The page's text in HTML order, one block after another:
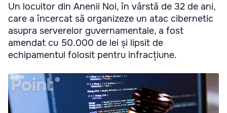
Un locuitor din Anenii Noi, în vârstă de 32 de ani,
care a încercat să organizeze un atac cibernetic
asupra serverelor guvernamentale, a fost
amendat cu 50.000 de lei și lipsit de
echipamentul folosit pentru infracțiune.